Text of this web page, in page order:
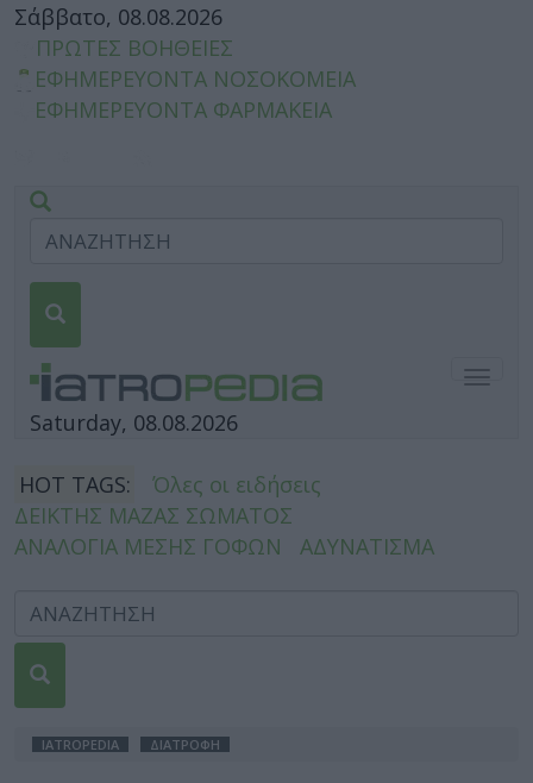
Σάββατο, 08.08.2026
ΠΡΩΤΕΣ ΒΟΗΘΕΙΕΣ
ΕΦΗΜΕΡΕΥΟΝΤΑ ΝΟΣΟΚΟΜΕΙΑ
ΕΦΗΜΕΡΕΥΟΝΤΑ ΦΑΡΜΑΚΕΙΑ
Saturday, 08.08.2026
HOT TAGS:
Όλες οι ειδήσεις
ΔΕΙΚΤΗΣ ΜΑΖΑΣ ΣΩΜΑΤΟΣ
ΑΝΑΛΟΓΙΑ ΜΕΣΗΣ ΓΟΦΩΝ
ΑΔΥΝΑΤΙΣΜΑ
IATROPEDIA ΔΙΑΤΡΟΦΗ